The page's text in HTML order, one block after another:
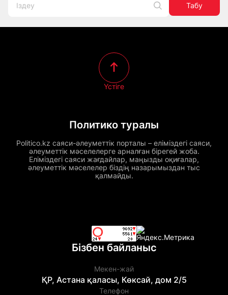
Табу
Политико туралы
Politico.kz саяси-әлеуметтік порталы – еліміздегі саяси,
әлеуметтік мәселелерге арналған бірегей жоба.
Еліміздегі саяси жағдайлар, маңызды оқиғалар,
әлеуметтік мәселелер біздің назарымыздан тыс
қалмайды.
Үстіге
Бізбен байланыс
Мекен-жай
ҚР, Астана қаласы, Көксай, дом 2/5
Телефон